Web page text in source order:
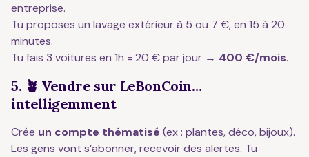
entreprise.
Tu proposes un lavage extérieur à 5 ou 7 €, en 15 à 20
minutes.
Tu fais 3 voitures en 1h = 20 € par jour → 400 €/mois.
5. 🪴 Vendre sur LeBonCoin…
intelligemment
Crée un compte thématisé (ex : plantes, déco, bijoux).
Les gens vont s’abonner, recevoir des alertes. Tu